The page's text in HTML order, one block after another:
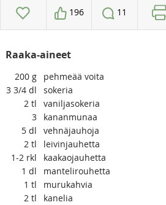
196 11
Raaka-aineet
200 g
pehmeää voita
3 3/4 dl
sokeria
2 tl
vaniljasokeria
3
kananmunaa
5 dl
vehnäjauhoja
2 tl
leivinjauhetta
1-2 rkl
kaakaojauhetta
1 dl
mantelirouhetta
1 tl
murukahvia
2 tl
kanelia